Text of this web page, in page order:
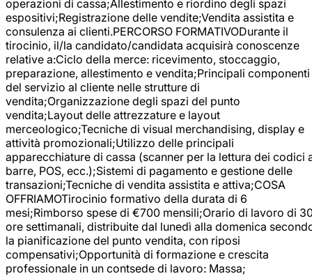
operazioni di cassa;Allestimento e riordino degli spazi
espositivi;Registrazione delle vendite;Vendita assistita e
consulenza ai clienti.PERCORSO FORMATIVODurante il
tirocinio, il/la candidato/candidata acquisirà conoscenze
relative a:Ciclo della merce: ricevimento, stoccaggio,
preparazione, allestimento e vendita;Principali componenti
del servizio al cliente nelle strutture di
vendita;Organizzazione degli spazi del punto
vendita;Layout delle attrezzature e layout
merceologico;Tecniche di visual merchandising, display e
attività promozionali;Utilizzo delle principali
apparecchiature di cassa (scanner per la lettura dei codici
barre, POS, ecc.);Sistemi di pagamento e gestione delle
transazioni;Tecniche di vendita assistita e attiva;COSA
OFFRIAMOTirocinio formativo della durata di 6
mesi;Rimborso spese di €700 mensili;Orario di lavoro di
ore settimanali, distribuite dal lunedì alla domenica
la pianificazione del punto vendita, con riposi
compensativi;Opportunità di formazione e crescita
professionale in un contsede di lavoro: Massa;